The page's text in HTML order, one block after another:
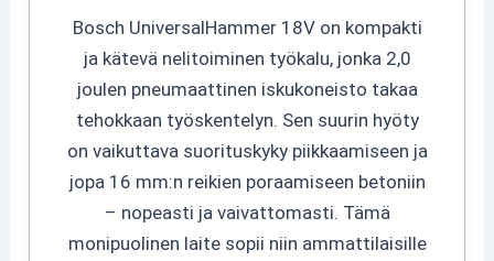
Bosch UniversalHammer 18V on kompakti
ja kätevä nelitoiminen työkalu, jonka 2,0
joulen pneumaattinen iskukoneisto takaa
tehokkaan työskentelyn. Sen suurin hyöty
on vaikuttava suorituskyky piikkaamiseen ja
jopa 16 mm:n reikien poraamiseen betoniin
– nopeasti ja vaivattomasti. Tämä
monipuolinen laite sopii niin ammattilaisille